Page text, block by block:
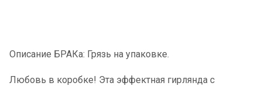
Описание БРАКа: Грязь на упаковке.
Любовь в коробке! Эта эффектная гирлянда с